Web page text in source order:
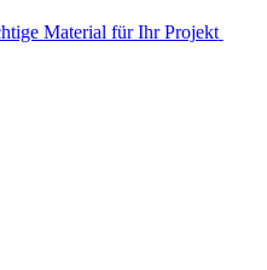
Material für Ihr Projekt